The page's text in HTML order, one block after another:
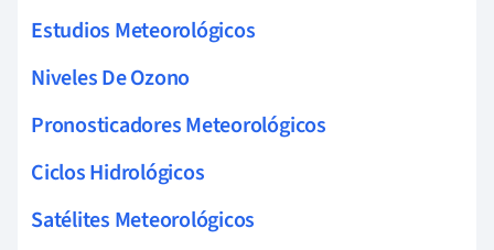
Estudios Meteorológicos
Niveles De Ozono
Pronosticadores Meteorológicos
Ciclos Hidrológicos
Satélites Meteorológicos